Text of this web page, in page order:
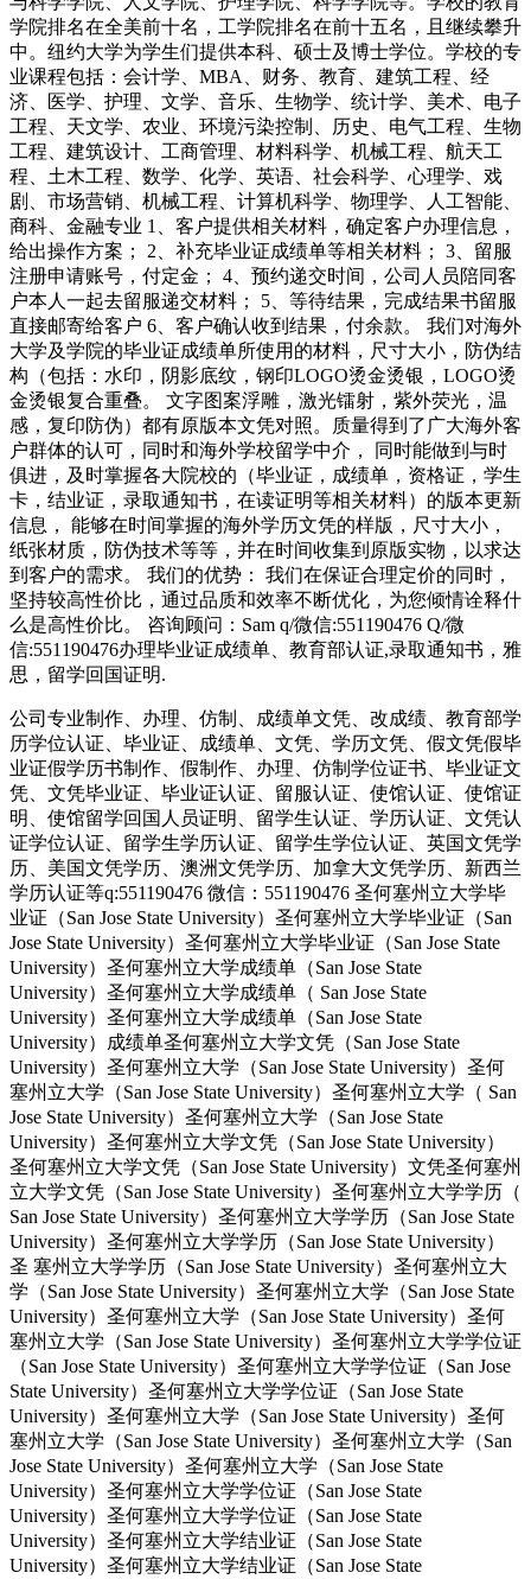
学院排名在全美前十名，工学院排名在前十五名，且继续攀升
中。纽约大学为学生们提供本科、硕士及博士学位。学校的专
业课程包括：会计学、MBA、财务、教育、建筑工程、经
济、医学、护理、文学、音乐、生物学、统计学、美术、电子
工程、天文学、农业、环境污染控制、历史、电气工程、生物
工程、建筑设计、工商管理、材料科学、机械工程、航天工
程、土木工程、数学、化学、英语、社会科学、心理学、戏
剧、市场营销、机械工程、计算机科学、物理学、人工智能、
商科、金融专业 1、客户提供相关材料，确定客户办理信息，
给出操作方案； 2、补充毕业证成绩单等相关材料； 3、留服
注册申请账号，付定金； 4、预约递交时间，公司人员陪同客
户本人一起去留服递交材料； 5、等待结果，完成结果书留服
直接邮寄给客户 6、客户确认收到结果，付余款。 我们对海外
大学及学院的毕业证成绩单所使用的材料，尺寸大小，防伪结
构（包括：水印，阴影底纹，钢印LOGO烫金烫银，LOGO烫
金烫银复合重叠。 文字图案浮雕，激光镭射，紫外荧光，温
感，复印防伪）都有原版本文凭对照。质量得到了广大海外客
户群体的认可，同时和海外学校留学中介， 同时能做到与时
俱进，及时掌握各大院校的（毕业证，成绩单，资格证，学生
卡，结业证，录取通知书，在读证明等相关材料）的版本更新
信息， 能够在时间掌握的海外学历文凭的样版，尺寸大小，
纸张材质，防伪技术等等，并在时间收集到原版实物，以求达
到客户的需求。 我们的优势： 我们在保证合理定价的同时，
坚持较高性价比，通过品质和效率不断优化，为您倾情诠释什
么是高性价比。 咨询顾问：Sam q/微信:551190476 Q/微
信:551190476办理毕业证成绩单、教育部认证,录取通知书，雅
思，留学回国证明.
公司专业制作、办理、仿制、成绩单文凭、改成绩、教育部学
历学位认证、毕业证、成绩单、文凭、学历文凭、假文凭假毕
业证假学历书制作、假制作、办理、仿制学位证书、毕业证文
凭、文凭毕业证、毕业证认证、留服认证、使馆认证、使馆证
明、使馆留学回国人员证明、留学生认证、学历认证、文凭认
证学位认证、留学生学历认证、留学生学位认证、英国文凭学
历、美国文凭学历、澳洲文凭学历、加拿大文凭学历、新西兰
学历认证等q:551190476 微信：551190476 圣何塞州立大学毕
业证（San Jose State University）圣何塞州立大学毕业证（San
Jose State University）圣何塞州立大学毕业证（San Jose State
University）圣何塞州立大学成绩单（San Jose State
University）圣何塞州立大学成绩单（ San Jose State
University）圣何塞州立大学成绩单（San Jose State
University）成绩单圣何塞州立大学文凭（San Jose State
University）圣何塞州立大学（San Jose State University）圣何
塞州立大学（San Jose State University）圣何塞州立大学（ San
Jose State University）圣何塞州立大学（San Jose State
University）圣何塞州立大学文凭（San Jose State University）
圣何塞州立大学文凭（San Jose State University）文凭圣何塞州
立大学文凭（San Jose State University）圣何塞州立大学学历（
San Jose State University）圣何塞州立大学学历（San Jose State
University）圣何塞州立大学学历（San Jose State University）
圣 塞州立大学学历（San Jose State University）圣何塞州立大
学（San Jose State University）圣何塞州立大学（San Jose State
University）圣何塞州立大学（San Jose State University）圣何
塞州立大学（San Jose State University）圣何塞州立大学学位证
（San Jose State University）圣何塞州立大学学位证（San Jose
State University）圣何塞州立大学学位证（San Jose State
University）圣何塞州立大学（San Jose State University）圣何
塞州立大学（San Jose State University）圣何塞州立大学（San
Jose State University）圣何塞州立大学（San Jose State
University）圣何塞州立大学学位证（San Jose State
University）圣何塞州立大学学位证（San Jose State
University）圣何塞州立大学结业证（San Jose State
University）圣何塞州立大学结业证（San Jose State